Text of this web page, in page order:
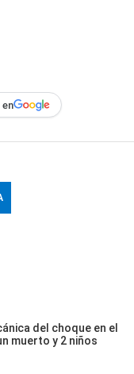
del choque en el
muerto y 2 niños